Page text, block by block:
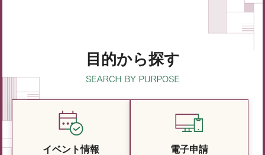
目的から探す
イベント情報 電子申請